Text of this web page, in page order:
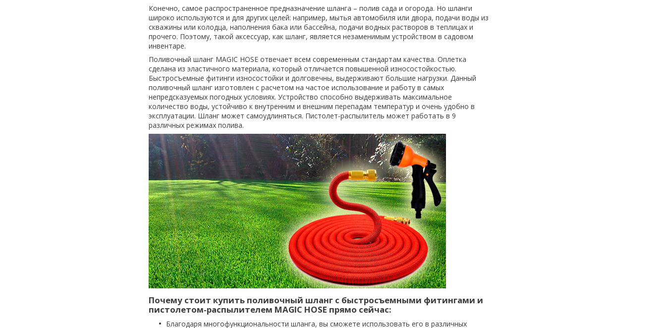
Конечно, самое распространенное предназначение шланга – полив сада и огорода. Но шланги
широко используются и для других целей: например, мытья автомобиля или двора, подачи воды из
скважины или колодца, наполнения бака или бассейна, подачи водных растворов в теплицах и
прочего. Поэтому, такой аксессуар, как шланг, является незаменимым устройством в садовом
инвентаре.
Поливочный шланг MAGIC HOSE отвечает всем современным стандартам качества. Оплетка
сделана из эластичного материала, который отличается повышенной износостойкостью.
Быстросъемные фитинги износостойки и долговечны, выдерживают большие нагрузки. Данный
поливочный шланг изготовлен с расчетом на частое использование и работу в самых
непредсказуемых погодных условиях. Устройство способно выдерживать максимальное
количество воды, устойчиво к внутренним и внешним перепадам температур и очень удобно в
эксплуатации. Шланг может самоудлиняться. Пистолет-распылитель может работать в 9
различных режимах полива.
Почему стоит купить поливочный шланг с быстросъемными фитингами и
пистолетом-распылителем MAGIC HOSE прямо сейчас:
Благодаря многофункциональности шланга, вы сможете использовать его в различных